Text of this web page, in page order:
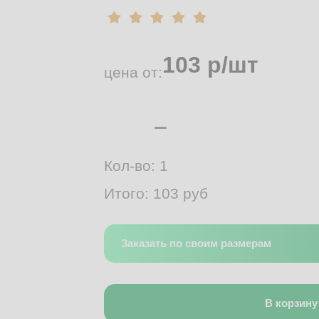
цена от:103 р/шт
Кол-во: 1
Итого: 103 руб
Заказать по своим размерам
В корзину